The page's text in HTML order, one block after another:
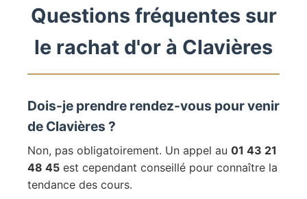
Questions fréquentes sur
le rachat d'or à Clavières
Dois-je prendre rendez-vous pour venir
de Clavières ?
Non, pas obligatoirement. Un appel au 01 43 21
48 45 est cependant conseillé pour connaître la
tendance des cours.